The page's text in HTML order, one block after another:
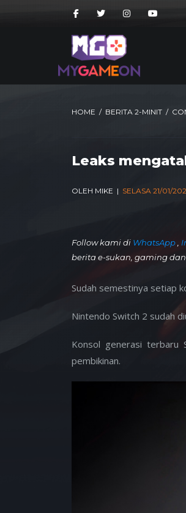
HOME / BERITA 2-MINIT /
Leaks
OLEH MIKE | SELASA 21/01/
Follow kami di WhatsApp
berita e-sukan, gaming
Sudah semestinya setiap
Nintendo Switch 2 sudah
Konsol generasi terbaru
pembikinan.